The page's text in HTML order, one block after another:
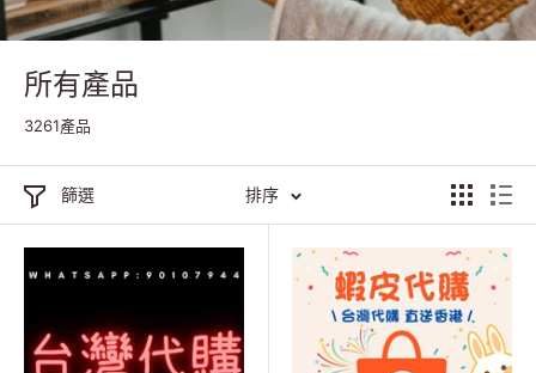
所有產品
3261產品
篩選 排序